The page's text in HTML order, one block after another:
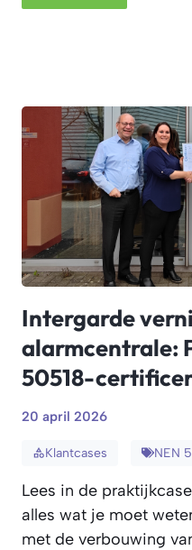
Intergarde
alarmcentrale:
50518-
20 april 2026
Klantcases NEN
Lees in de
alles wat je moet
met de verbouwing